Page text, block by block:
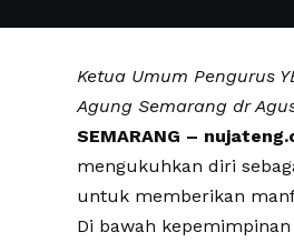
Ketua Umum Pengurus
Agung Semarang dr
SEMARANG –
mengukuhkan diri
untuk memberikan
Di bawah kepemimpinan